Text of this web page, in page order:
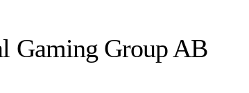
Gaming Group AB